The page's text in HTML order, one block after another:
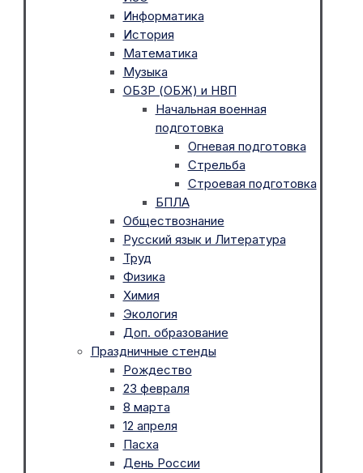
Информатика
История
Математика
Музыка
ОБЗР (ОБЖ) и НВП
Начальная военная
подготовка
Огневая подготовка
Стрельба
Строевая подготовка
БПЛА
Обществознание
Русский язык и Литература
Труд
Физика
Химия
Экология
Доп. образование
Праздничные стенды
Рождество
23 февраля
8 марта
12 апреля
Пасха
День России